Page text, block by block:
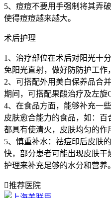
5、痘痘不要用手强制将其弄
使得痘痘越来越大。
术后护理
1、治疗部位在术后对阳光十
免阳光直射，做好防防护工作
2、可搭配外用美白保养品合
期间，可搭配果酸治疗及左旋
4、在食品方面，能够补充一
皮肤愈合能力的食品，如：
都具有使清火，皮肤均匀的作
5、慎重补水：祛痘印后皮肤
快，部分患者可能出现皮肤
护理来补充足够的水分和营养。
推荐医院